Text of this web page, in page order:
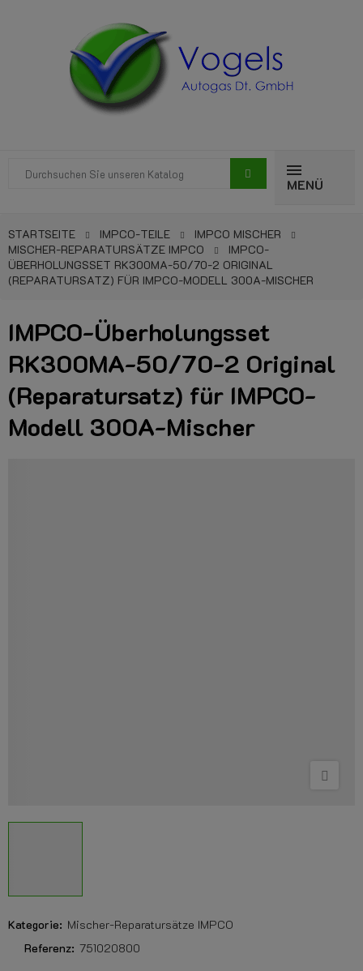
MENÜ
STARTSEITE IMPCO-TEILE
IMPCO MISCHER
MISCHER-REPARATURSÄTZE IMPCO
IMPCO-
ÜBERHOLUNGSSET RK300MA-50/70-2 ORIGINAL
(REPARATURSATZ) FÜR IMPCO-MODELL 300A-MISCHER
IMPCO-Überholungsset
RK300MA-50/70-2 Original
(Reparatursatz) für IMPCO-
Modell 300A-Mischer
Kategorie: Mischer-Reparatursätze IMPCO
Referenz: 751020800